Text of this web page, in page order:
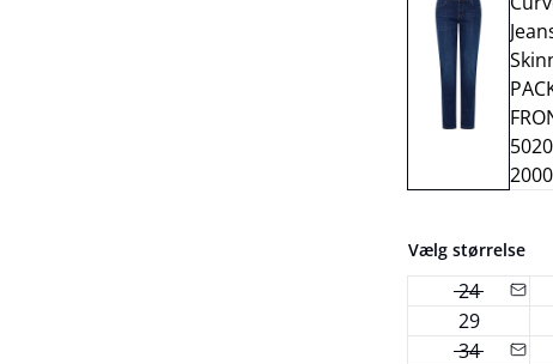
Vælg størrelse
24
29
34